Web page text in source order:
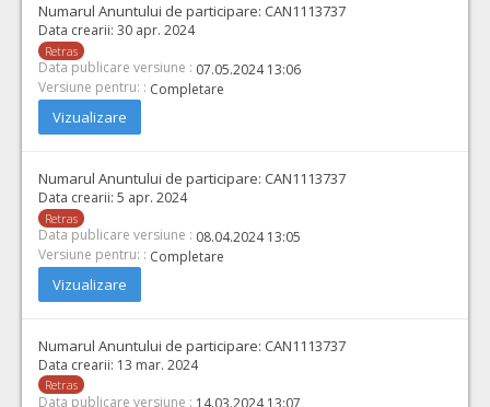
Numarul Anuntului de participare: CAN1113737
Data crearii: 30 apr. 2024
Retras
Data publicare versiune : 07.05.2024 13:06
Versiune pentru: : Completare
Vizualizare
Numarul Anuntului de participare: CAN1113737
Data crearii: 5 apr. 2024
Retras
Data publicare versiune : 08.04.2024 13:05
Versiune pentru: : Completare
Vizualizare
Numarul Anuntului de participare: CAN1113737
Data crearii: 13 mar. 2024
Retras
Data publicare versiune :